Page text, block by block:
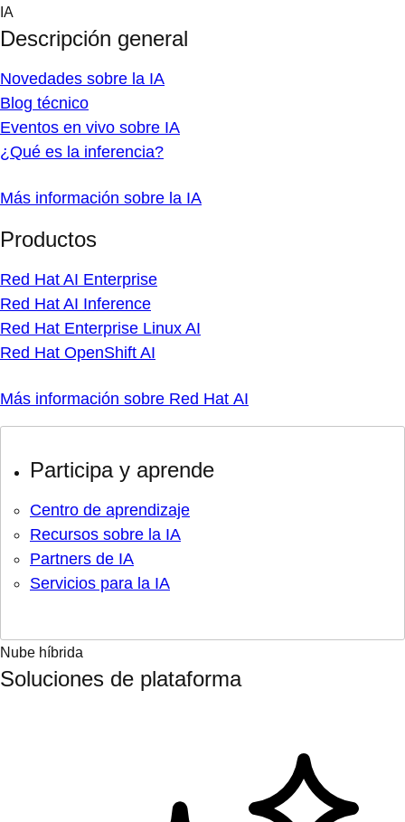
Skip
content
IA
Descripción general
Novedades sobre la IA
Blog técnico
Eventos en vivo sobre IA
¿Qué es la inferencia?
Más información sobre la IA
Productos
Red Hat AI Enterprise
Red Hat AI Inference
Red Hat Enterprise Linux AI
Red Hat OpenShift AI
Más información sobre Red Hat AI
Participa y aprende
Centro de aprendizaje
Recursos sobre la IA
Partners de IA
Servicios para la IA
Nube híbrida
Soluciones de plataforma